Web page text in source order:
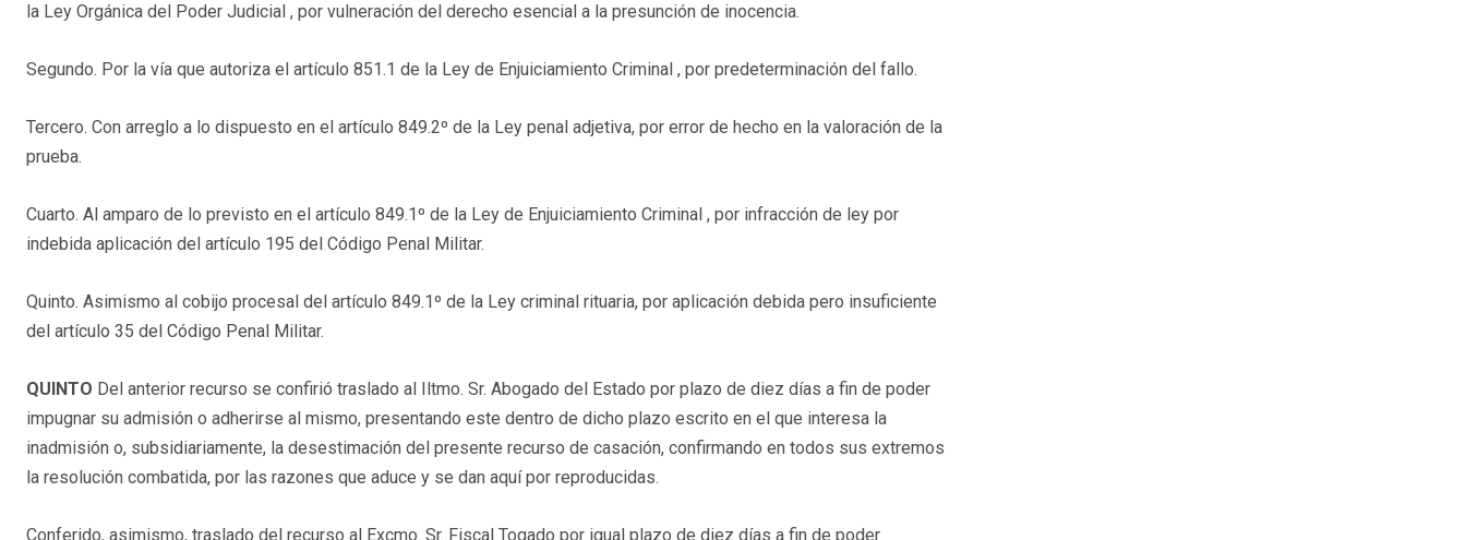
la Ley Orgánica del Poder Judicial , por vulneración del derecho esencial a la presunción de inocencia.
Segundo. Por la vía que autoriza el artículo 851.1 de la Ley de Enjuiciamiento Criminal , por predeterminación del fallo.
Tercero. Con arreglo a lo dispuesto en el artículo 849.2º de la Ley penal adjetiva, por error de hecho en la valoración de la
prueba.
Cuarto. Al amparo de lo previsto en el artículo 849.1º de la Ley de Enjuiciamiento Criminal , por infracción de ley por
indebida aplicación del artículo 195 del Código Penal Militar.
Quinto. Asimismo al cobijo procesal del artículo 849.1º de la Ley criminal rituaria, por aplicación debida pero insuficiente
del artículo 35 del Código Penal Militar.
QUINTO Del anterior recurso se confirió traslado al Iltmo. Sr. Abogado del Estado por plazo de diez días a fin de poder
impugnar su admisión o adherirse al mismo, presentando este dentro de dicho plazo escrito en el que interesa la
inadmisión o, subsidiariamente, la desestimación del presente recurso de casación, confirmando en todos sus extremos
la resolución combatida, por las razones que aduce y se dan aquí por reproducidas.
Conferido, asimismo, traslado del recurso al Excmo. Sr. Fiscal Togado por igual plazo de diez días a fin de poder